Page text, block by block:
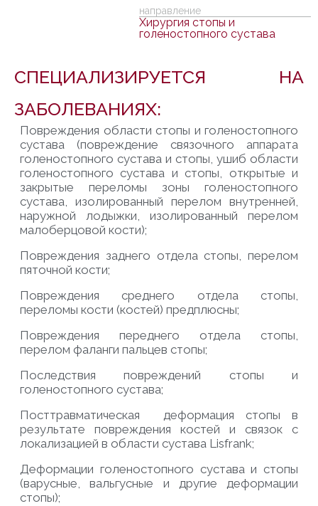
направление
Хирургия стопы и
голеностопного сустава
СПЕЦИАЛИЗИРУЕТСЯ НА
ЗАБОЛЕВАНИЯХ:
Повреждения области стопы и голеностопного
сустава (повреждение связочного аппарата
голеностопного сустава и стопы, ушиб области
голеностопного сустава и стопы, открытые и
закрытые переломы зоны голеностопного
сустава, изолированный перелом внутренней,
наружной лодыжки, изолированный перелом
малоберцовой кости);
Повреждения заднего отдела стопы, перелом
пяточной кости;
Повреждения среднего отдела стопы,
переломы кости (костей) предплюсны;
Повреждения переднего отдела стопы,
перелом фаланги пальцев стопы;
Последствия повреждений стопы и
голеностопного сустава;
Посттравматическая деформация стопы в
результате повреждения костей и связок с
локализацией в области сустава Lisfrank;
Деформации голеностопного сустава и стопы
(варусные, вальгусные и другие деформации
стопы);